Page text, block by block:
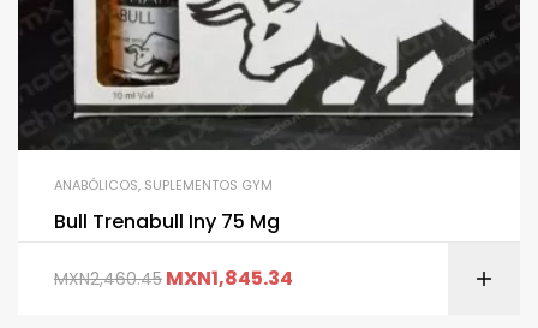
ANABÓLICOS, SUPLEMENTOS GYM
Bull Trenabull Iny 75 Mg
MXN2,460.45 MXN1,845.34